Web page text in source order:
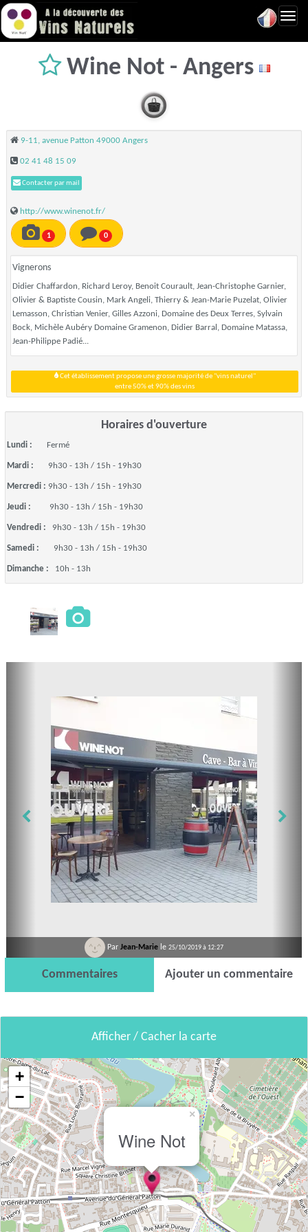
Wine Not - Angers
9-11, avenue Patton 49000 Angers
02 41 48 15 09
Contacter par mail
http://www.winenot.fr/
1 0
Vignerons
Didier Chaffardon, Richard Leroy, Benoit Courault, Jean-Christophe Garnier,
Olivier & Baptiste Cousin, Mark Angeli, Thierry & Jean-Marie Puzelat, Olivier
Lemasson, Christian Venier, Gilles Azzoni, Domaine des Deux Terres, Sylvain
Bock, Michèle Aubéry Domaine Gramenon, Didier Barral, Domaine Matassa,
Jean-Philippe Padié...
Cet établissement propose une grosse majorité de "vins naturel"
entre 50% et 90% des vins
Horaires d'ouverture
Lundi : Fermé
Mardi : 9h30 - 13h / 15h - 19h30
Mercredi : 9h30 - 13h / 15h - 19h30
Jeudi : 9h30 - 13h / 15h - 19h30
Vendredi : 9h30 - 13h / 15h - 19h30
Samedi : 9h30 - 13h / 15h - 19h30
Dimanche : 10h - 13h
Par Jean-Marie le 25/10/2019 à 12:27
Commentaires Ajouter un commentaire
Afficher / Cacher la carte
Wine Not
×
+
−